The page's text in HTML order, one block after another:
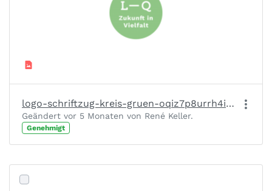
logo-schriftzug-kreis-gruen-oqiz7p8urrh4inc5owzpioy5lhsghkphmfsg8xezfu.png
Geändert vor 5 Monaten von René Keller.
Genehmigt